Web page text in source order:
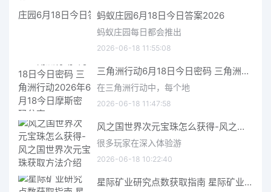
蚂蚁庄园6月18日今日答案2026
蚂蚁庄园每日都会推出
2026-06-18 11:55:08
三角洲行动6月18日今日密码 三角洲行动2026年6月18今日摩斯密码分享
在三角洲行动中，每个地
2026-06-18 11:47:58
风之国世界次元宝珠怎么获得-风之国世界次元宝珠获取方法介绍
很多玩家在深入体验游
2026-06-18 10:22:40
星际矿业研究点数获取指南 星际矿业研究点数获取方法